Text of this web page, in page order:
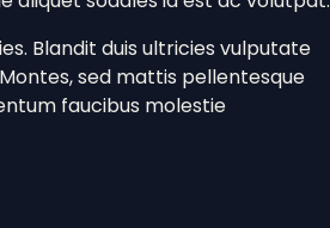
Blandit duis ultricies vulputate
sed mattis pellentesque
faucibus molestie